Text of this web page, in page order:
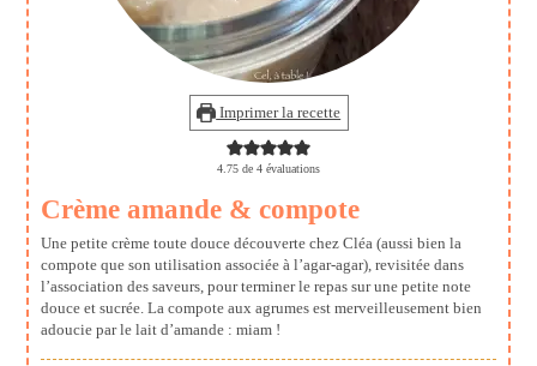
Imprimer la recette
4.75 de 4 évaluations
Crème amande & compote
Une petite crème toute douce découverte chez Cléa (aussi bien la
compote que son utilisation associée à l’agar-agar), revisitée dans
l’association des saveurs, pour terminer le repas sur une petite note
douce et sucrée. La compote aux agrumes est merveilleusement bien
adoucie par le lait d’amande : miam !